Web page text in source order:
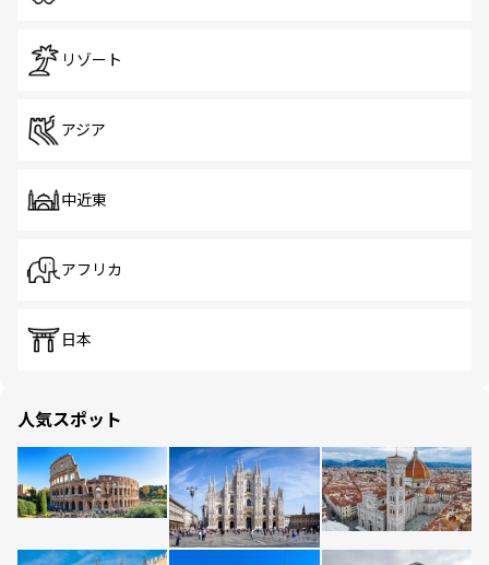
リゾート
アジア
中近東
アフリカ
日本
人気スポット